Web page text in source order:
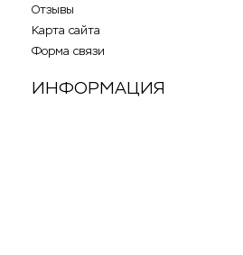
Отзывы
Карта сайта
Форма связи
ИНФОРМАЦИЯ